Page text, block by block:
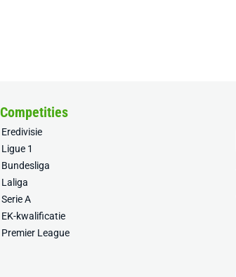
Competities
Eredivisie
Ligue 1
Bundesliga
Laliga
Serie A
EK-kwalificatie
Premier League